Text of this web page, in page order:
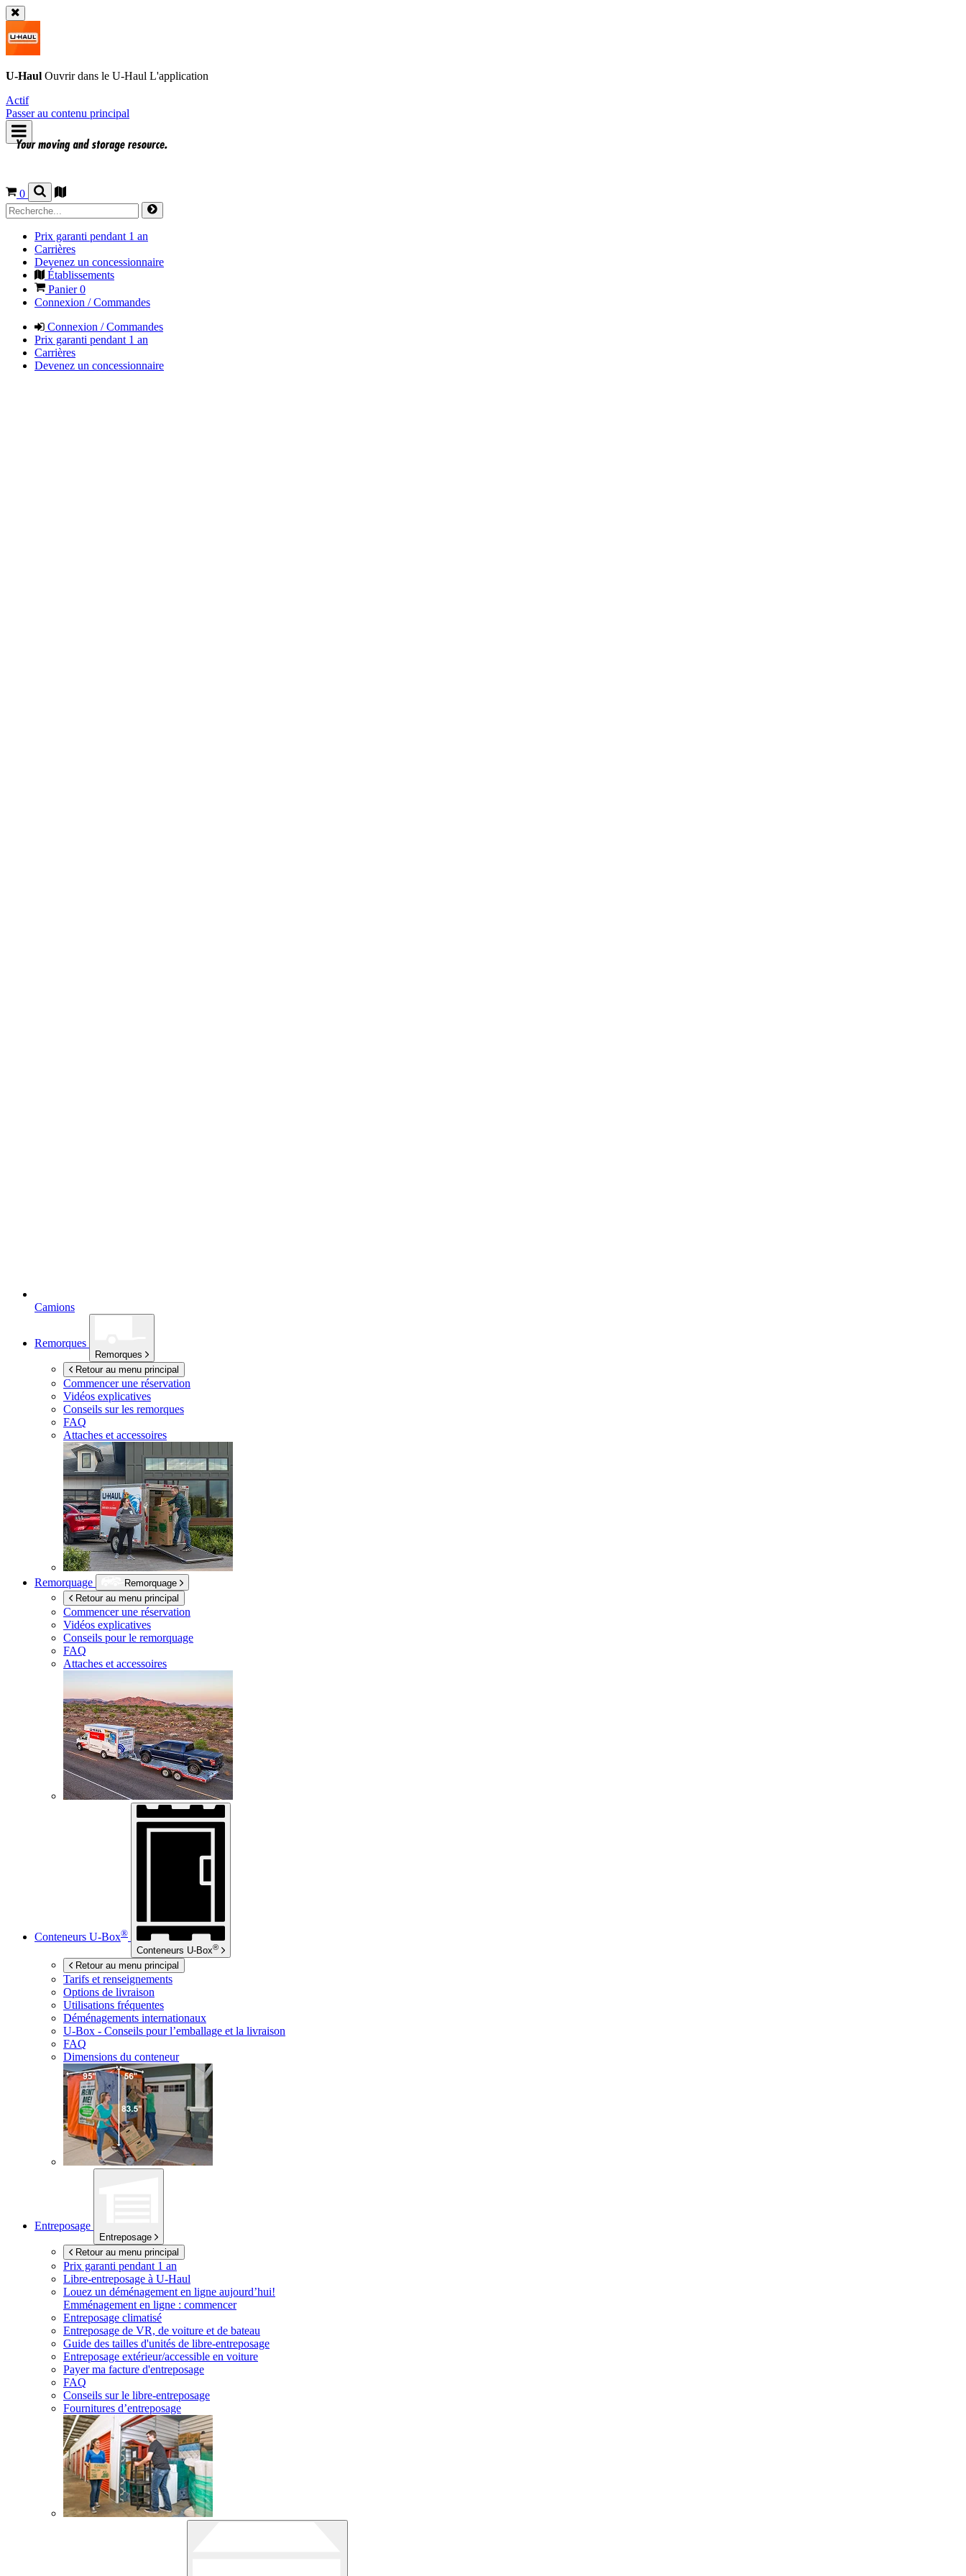
U-Haul Ouvrir dans le U-Haul L'application
Actif
Passer au contenu principal
0
Prix garanti pendant 1 an
Carrières
Devenez un concessionnaire
Établissements
Panier0
Connexion / Commandes
Connexion / Commandes
Prix garanti pendant 1 an
Carrières
Devenez un concessionnaire
Camions
Remorques
Remorques
Retour au menu principal
Commencer une réservation
Vidéos explicatives
Conseils sur les remorques
FAQ
Attaches et accessoires
Remorquage
Remorquage
Retour au menu principal
Commencer une réservation
Vidéos explicatives
Conseils pour le remorquage
FAQ
Attaches et accessoires
Conteneurs U-Box®
Conteneurs U-Box®
Retour au menu principal
Tarifs et renseignements
Options de livraison
Utilisations fréquentes
Déménagements internationaux
U-Box - Conseils pour l’emballage et la livraison
FAQ
Dimensions du conteneur
Entreposage
Entreposage
Retour au menu principal
Prix garanti pendant 1 an
Libre-entreposage à U-Haul
Louez un déménagement en ligne aujourd’hui!
Emménagement en ligne : commencer
Entreposage climatisé
Entreposage de VR, de voiture et de bateau
Guide des tailles d'unités de libre-entreposage
Entreposage extérieur/accessible en voiture
Payer ma facture d'entreposage
FAQ
Conseils sur le libre-entreposage
Fournitures d’entreposage